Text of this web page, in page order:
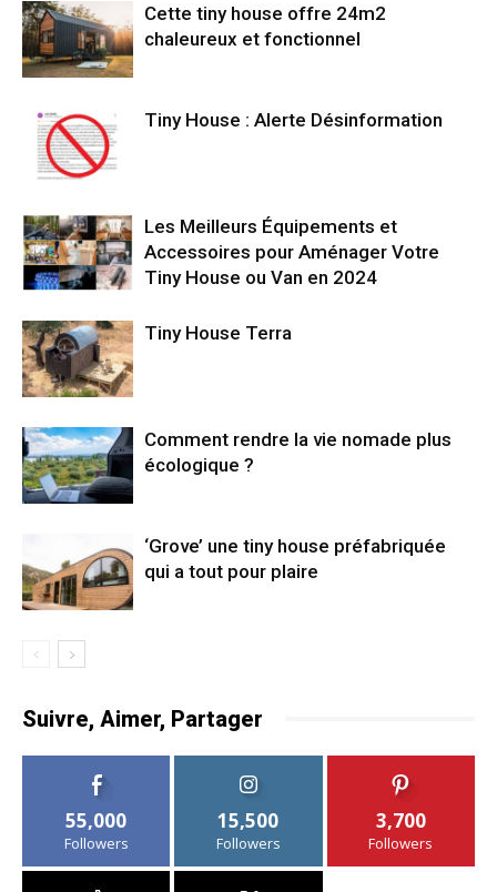
Cette tiny house offre 24m2
chaleureux et fonctionnel
Tiny House : Alerte Désinformation
Les Meilleurs Équipements et
Accessoires pour Aménager Votre
Tiny House ou Van en 2024
Tiny House Terra
Comment rendre la vie nomade plus
écologique ?
‘Grove’ une tiny house préfabriquée
qui a tout pour plaire
Suivre, Aimer, Partager
55,000
Followers
15,500
Followers
3,700
Followers